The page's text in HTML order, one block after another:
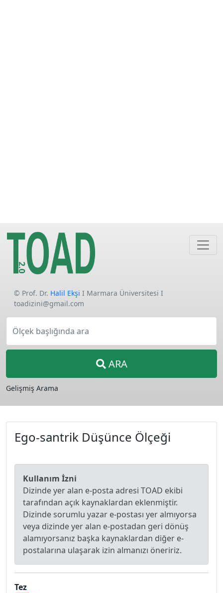
© Prof. Dr. Halil Ekşi I Marmara Üniversitesi I
toadizini@gmail.com
Ölçek başlığında ara
ARA
Gelişmiş Arama
Ego-santrik Düşünce Ölçeği
Kullanım İzni
Dizinde yer alan e-posta adresi TOAD ekibi
tarafından açık kaynaklardan eklenmiştir.
Dizinde sorumlu yazar e-postası yer almıyorsa
veya dizinde yer alan e-postadan geri dönüş
alamıyorsanız başka kaynaklardan diğer e-
postalarına ulaşarak izin almanızı öneririz.
Tez